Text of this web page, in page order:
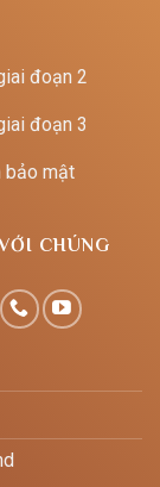
đoạn 2
đoạn 3
bảo mật
CHÚNG